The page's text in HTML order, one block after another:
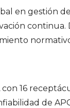
en gestión
con 16
de